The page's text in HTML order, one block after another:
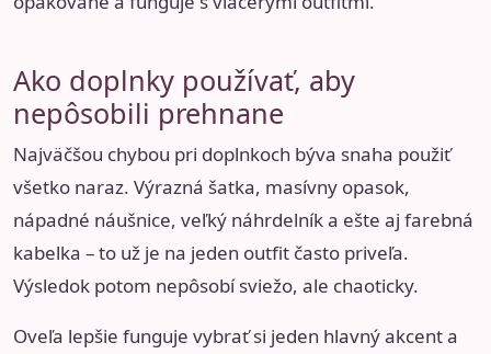
Ako doplnky používať, aby
nepôsobili prehnane
Najväčšou chybou pri doplnkoch býva snaha použiť
všetko naraz. Výrazná šatka, masívny opasok,
nápadné náušnice, veľký náhrdelník a ešte aj farebná
kabelka – to už je na jeden outfit často priveľa.
Výsledok potom nepôsobí sviežo, ale chaoticky.
Oveľa lepšie funguje vybrať si jeden hlavný akcent a